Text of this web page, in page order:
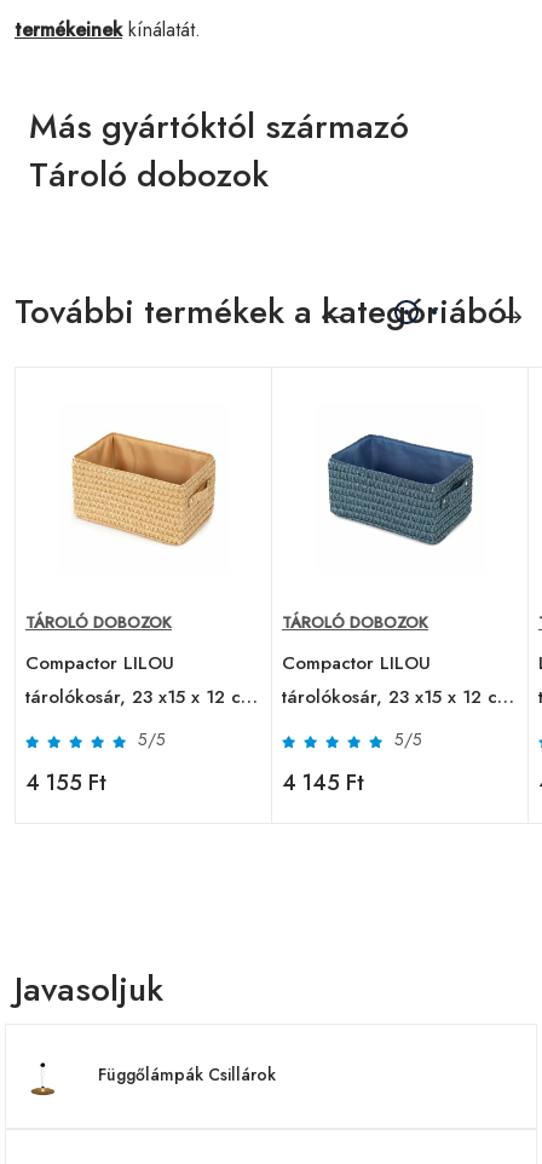
termékeinekkínálatát.
Más gyártóktól származó
Tároló dobozok
További termékek a kategóriából
TÁROLÓ DOBOZOK
Compactor LILOU
tárolókosár, 23 x15 x 12 cm,
bézs, bézs
5/5
4 155 Ft
TÁROLÓ DOBOZOK
Compactor LILOU
tárolókosár, 23 x15 x 12 cm,
kék, kék
5/5
4 145 Ft
Javasoljuk
Függőlámpák Csillárok